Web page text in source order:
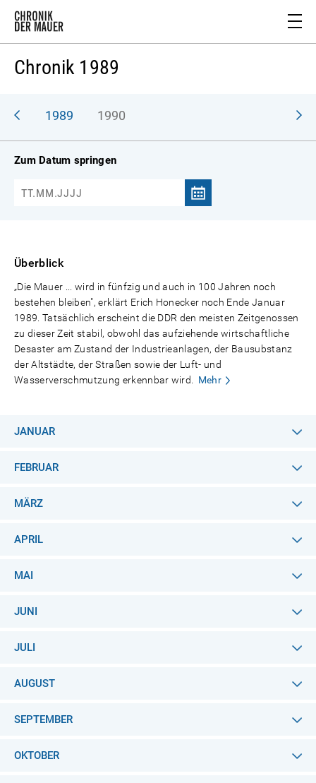
Chronik 1989
1989 1990
Zum Datum springen
Überblick
„Die Mauer ... wird in fünfzig und auch in 100 Jahren noch
bestehen bleiben", erklärt Erich Honecker noch Ende Januar
1989. Tatsächlich erscheint die DDR den meisten Zeitgenossen
zu dieser Zeit stabil, obwohl das aufziehende wirtschaftliche
Desaster am Zustand der Industrieanlagen, der Bausubstanz
der Altstädte, der Straßen sowie der Luft- und
Wasserverschmutzung erkennbar wird.
Mehr
JANUAR
FEBRUAR
MÄRZ
APRIL
MAI
JUNI
JULI
AUGUST
SEPTEMBER
OKTOBER